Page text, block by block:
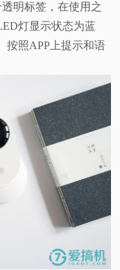
明标签，在使用之
灯显示状态为蓝
按照APP上提示和语